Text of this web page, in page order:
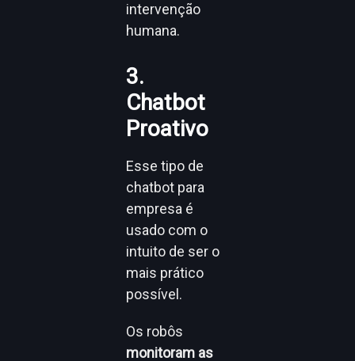
intervenção
humana.
3.
Chatbot
Proativo
Esse tipo de
chatbot para
empresa é
usado com o
intuito de ser o
mais prático
possível.
Os robôs
monitoram as